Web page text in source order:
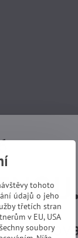
tohoto
údajů o jeho
třetích stran
v EU, USA
soubory